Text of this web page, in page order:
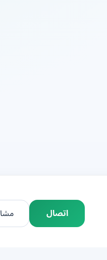
اتصال